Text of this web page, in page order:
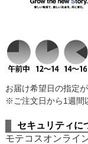
お届け希望日の指定
※ご注文日から1週間
セキュリティに
モテコスオンライ